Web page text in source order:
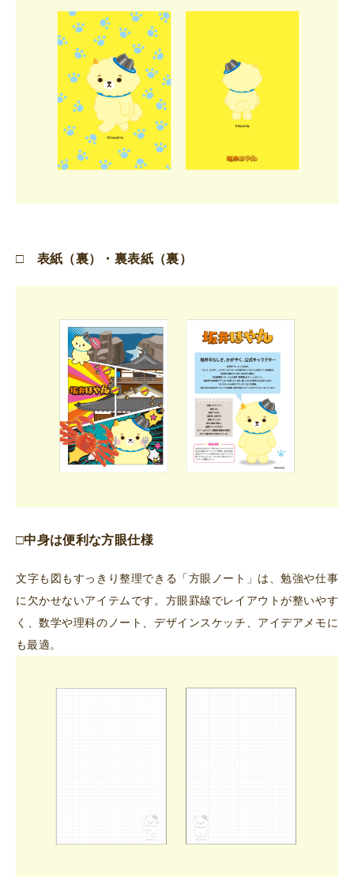
□ 表紙（裏）・裏表紙（裏）
□中身は便利な方眼仕様
文字も図もすっきり整理できる「方眼ノート」は、勉強や仕事
に欠かせないアイテムです。方眼罫線でレイアウトが整いやす
く、数学や理科のノート、デザインスケッチ、アイデアメモに
も最適。